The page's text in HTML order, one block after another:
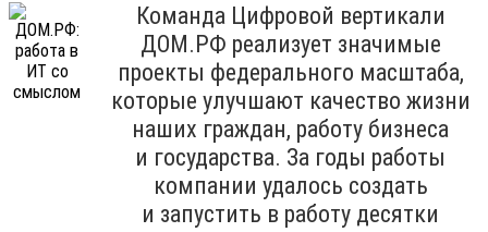
Команда Цифровой вертикали
ДОМ.РФ реализует значимые
проекты федерального масштаба,
которые улучшают качество жизни
наших граждан, работу бизнеса
и государства. За годы работы
компании удалось создать
и запустить в работу десятки